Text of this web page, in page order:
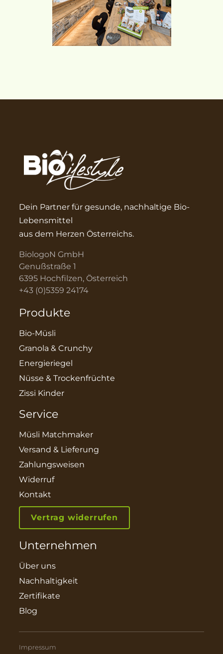
Dein Partner für gesunde, nachhaltige Bio-
Lebensmittel
aus dem Herzen Österreichs.
BiologoN GmbH
Genußstraße 1
6395 Hochfilzen, Österreich
+43 (0)5359 24174
Produkte
Bio-Müsli
Granola & Crunchy
Energieriegel
Nüsse & Trockenfrüchte
Zissi Kinder
Service
Müsli Matchmaker
Versand & Lieferung
Zahlungsweisen
Widerruf
Kontakt
Vertrag widerrufen
Unternehmen
Über uns
Nachhaltigkeit
Zertifikate
Blog
Impressum